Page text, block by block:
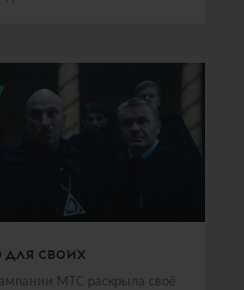
своих
МТС раскрыла своё